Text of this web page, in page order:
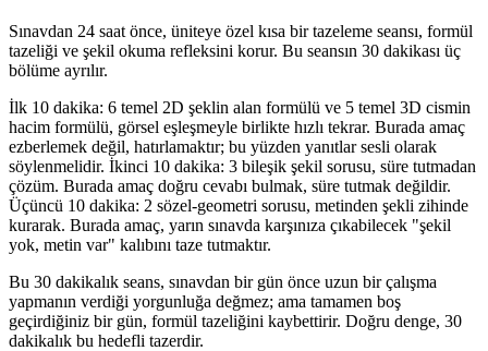
Sınavdan 24 saat önce, üniteye özel kısa bir tazeleme seansı, formül
tazeliği ve şekil okuma refleksini korur. Bu seansın 30 dakikası üç
bölüme ayrılır.
İlk 10 dakika: 6 temel 2D şeklin alan formülü ve 5 temel 3D cismin
hacim formülü, görsel eşleşmeyle birlikte hızlı tekrar. Burada amaç
ezberlemek değil, hatırlamaktır; bu yüzden yanıtlar sesli olarak
söylenmelidir. İkinci 10 dakika: 3 bileşik şekil sorusu, süre tutmadan
çözüm. Burada amaç doğru cevabı bulmak, süre tutmak değildir.
Üçüncü 10 dakika: 2 sözel-geometri sorusu, metinden şekli zihinde
kurarak. Burada amaç, yarın sınavda karşınıza çıkabilecek "şekil
yok, metin var" kalıbını taze tutmaktır.
Bu 30 dakikalık seans, sınavdan bir gün önce uzun bir çalışma
yapmanın verdiği yorgunluğa değmez; ama tamamen boş
geçirdiğiniz bir gün, formül tazeliğini kaybettirir. Doğru denge, 30
dakikalık bu hedefli tazerdir.